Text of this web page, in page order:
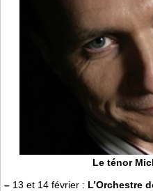
Le ténor
– 13 et 14 février : L’Orchestre